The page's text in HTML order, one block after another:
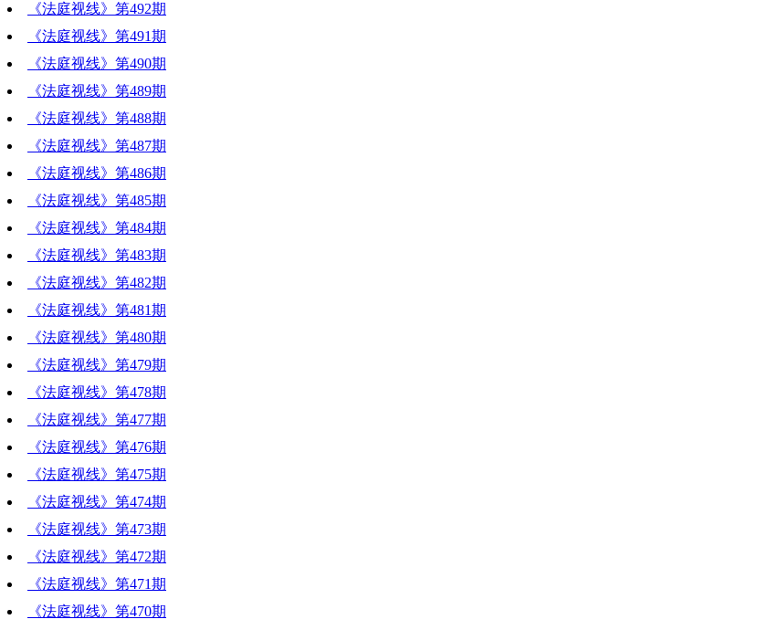
《法庭视线》第492期
《法庭视线》第491期
《法庭视线》第490期
《法庭视线》第489期
《法庭视线》第488期
《法庭视线》第487期
《法庭视线》第486期
《法庭视线》第485期
《法庭视线》第484期
《法庭视线》第483期
《法庭视线》第482期
《法庭视线》第481期
《法庭视线》第480期
《法庭视线》第479期
《法庭视线》第478期
《法庭视线》第477期
《法庭视线》第476期
《法庭视线》第475期
《法庭视线》第474期
《法庭视线》第473期
《法庭视线》第472期
《法庭视线》第471期
《法庭视线》第470期